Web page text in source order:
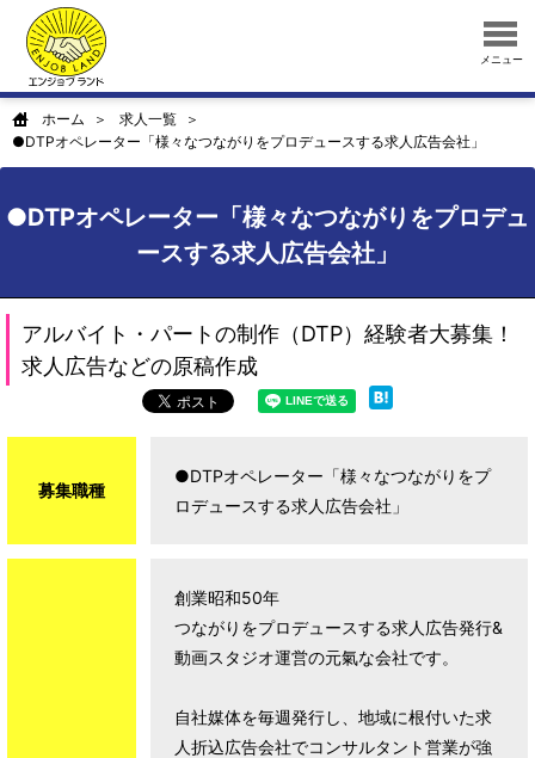
メニュー
ホーム
求人一覧
●DTPオペレーター「様々なつながりをプロデュースする求人広告会社」
●DTPオペレーター「様々なつながりをプロデュ
ースする求人広告会社」
アルバイト・パートの制作（DTP）経験者大募集！
求人広告などの原稿作成
募集職種
●DTPオペレーター「様々なつながりをプ
ロデュースする求人広告会社」
創業昭和50年
つながりをプロデュースする求人広告発行&
動画スタジオ運営の元氣な会社です。
自社媒体を毎週発行し、地域に根付いた求
人折込広告会社でコンサルタント営業が強